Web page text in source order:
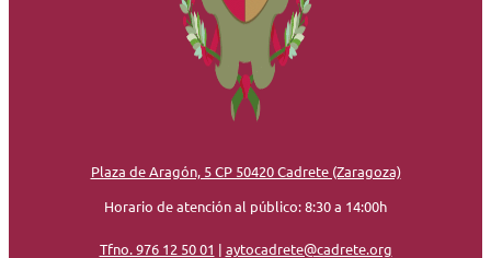
Plaza de Aragón, 5 CP 50420 Cadrete (Zaragoza)
Horario de atención al público: 8:30 a 14:00h
Tfno. 976 12 50 01 | aytocadrete@cadrete.org